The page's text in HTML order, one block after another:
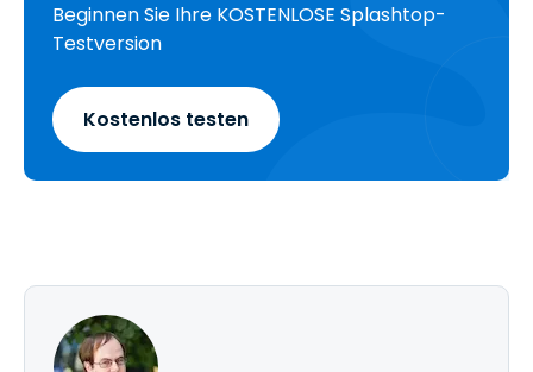
Beginnen Sie Ihre KOSTENLOSE Splashtop-
Testversion
Kostenlos testen